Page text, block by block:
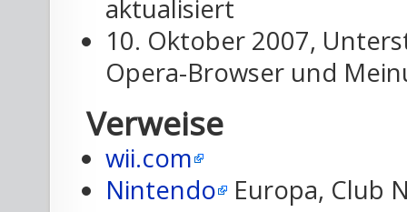
aktualisiert
10. Oktober 2007,
Opera-Browser und
Verweise
wii.com
Nintendo
Europa, Club